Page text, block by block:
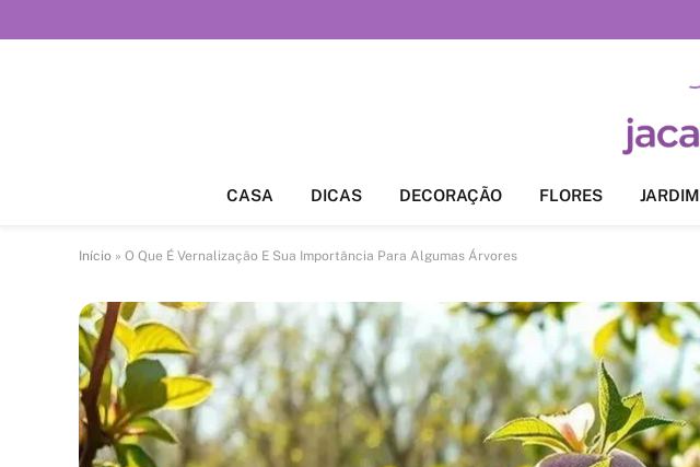
CASA DICAS DECORAÇÃO FLORES JARDIM
Início » O Que É Vernalização E Sua Importância Para Algumas Árvores